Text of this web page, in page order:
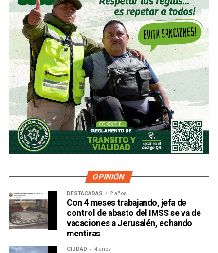
OPINIÓN
DESTACADAS 2 años
Con 4 meses trabajando, jefa de
control de abasto del IMSS se va de
vacaciones a Jerusalén, echando
mentiras
CIUDAD 4 años